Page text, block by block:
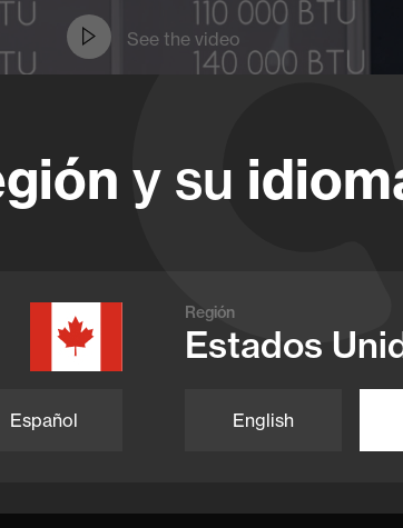
y su
Español
Región
Estados
English
See the video